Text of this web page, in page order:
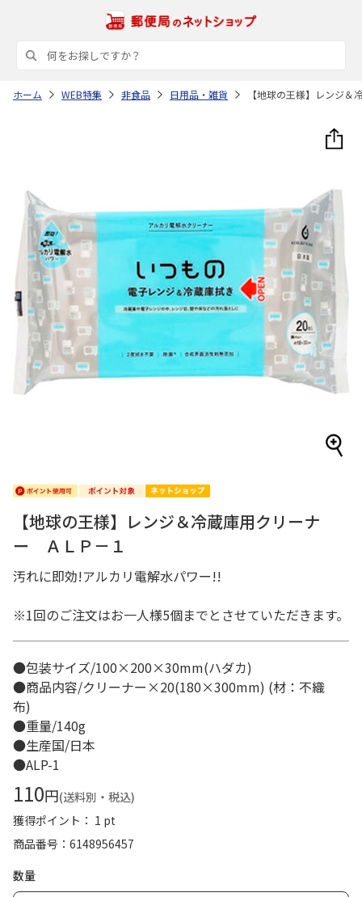
ホーム WEB特集 非食品 日用品・雑貨 【地球の王様】レンジ
【地球の王様】レンジ＆冷蔵庫用クリーナ
ー ＡＬＰ－１
汚れに即効!アルカリ電解水パワー!!
※1回のご注文はお一人様5個までとさせていただきます。
●包装サイズ/100×200×30mm(ハダカ)
●商品内容/クリーナー×20(180×300mm) (材：不織
布)
●重量/140g
●生産国/日本
●ALP-1
110円(送料別・税込)
獲得ポイント： 1 pt
商品番号
6148956457
数量